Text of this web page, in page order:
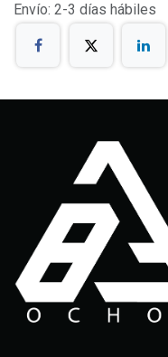
Envío: 2-3 días hábiles